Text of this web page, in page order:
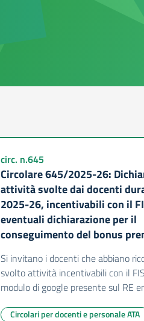
circ. n.645
Circolare 645/2025-26:
attività svolte dai docenti
2025-26, incentivabili con il
eventuali dichiarazione per il
conseguimento del bonus
Si invitano i docenti che abbiano
svolto attività incentivabili con il
modulo di google presente sul RE
Circolari per docenti e personale ATA